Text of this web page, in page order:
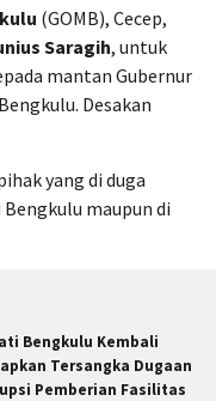
(GOMB), Cecep,
Saragih, untuk
mantan Gubernur
Desakan
yang di duga
maupun di
Bengkulu Kembali
Tersangka Dugaan
Pemberian Fasilitas